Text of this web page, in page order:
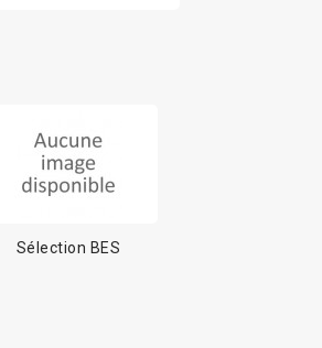
Sélection BES